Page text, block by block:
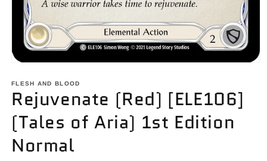
1
in
modal
FLESH AND BLOOD
Rejuvenate (Red) [ELE106]
(Tales of Aria) 1st Edition
Normal